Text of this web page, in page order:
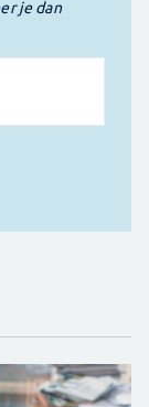
je dan